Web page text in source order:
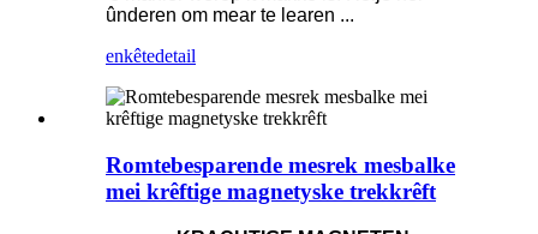
ûnderen om mear te learen ...
enkêtedetail
Romtebesparende mesrek mesbalke
mei krêftige magnetyske trekkrêft